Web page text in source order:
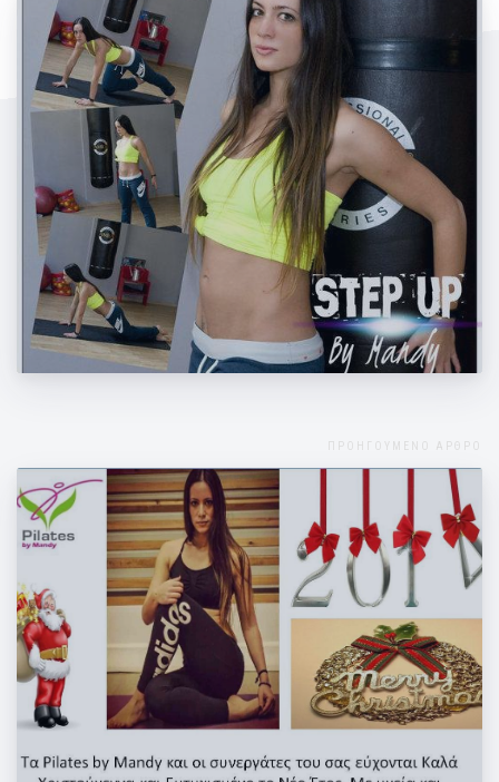
Quick Fit! Το δεκάλεπτο καθημερινό
πρόγραμμα της Μάντης για όλο το σώμα
ΠΡΟΗΓΟΥΜΕΝΟ ΑΡΘΡΟ